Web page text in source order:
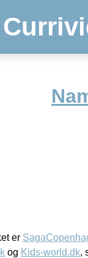
er
og Kids-world.dk,